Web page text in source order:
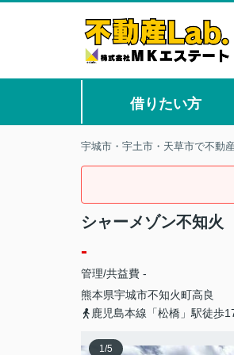
借りたい方
宇城市・宇土市・天草市で不動
シャーメゾン不知火
-
管理/共益費 -
熊本県宇城市不知火町高良
鹿児島本線「松橋」駅徒歩
1/5